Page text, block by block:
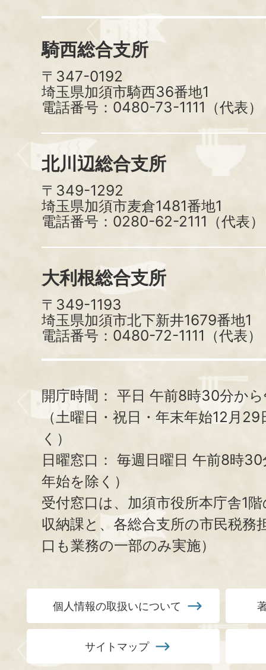
騎西総合支所
〒347-0192
埼玉県加須市騎西36番地1
電話番号：0480-73-1111（代表）
北川辺総合支所
〒349-1292
埼玉県加須市麦倉1481番地1
電話番号：0280-62-2111（代表）
大利根総合支所
〒349-1193
埼玉県加須市北下新井1679番地1
電話番号：0480-72-1111（代表）
開庁時間： 平日 午前8時30分か
（土曜日・祝日・年末年始12月
く）
日曜窓口： 毎週日曜日 午前8時
年始を除く）
受付窓口は、加須市役所本庁舎1
収納課と、 各総合支所の市民税務
口も業務の一部のみ実施）
個人情報の取扱いについて
サイトマップ